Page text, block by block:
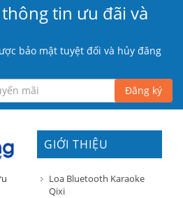
tin ưu đãi và
bảo mật tuyệt đối và hủy đăng
Đăng ký
GIỚI THIỆU
Loa Bluetooth Karaoke
Qixi